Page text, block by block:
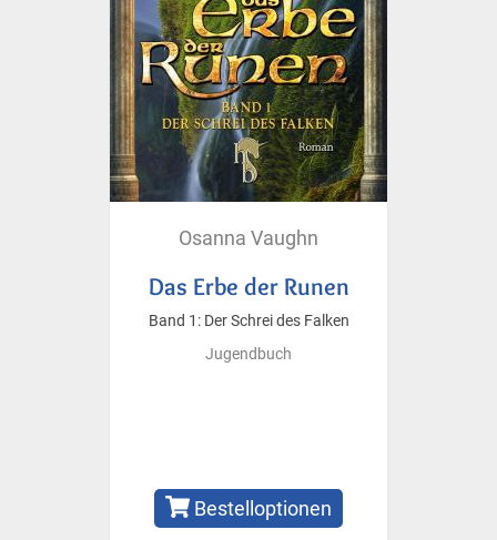
Osanna Vaughn
Das Erbe der Runen
Band 1: Der Schrei des Falken
Jugendbuch
Bestelloptionen